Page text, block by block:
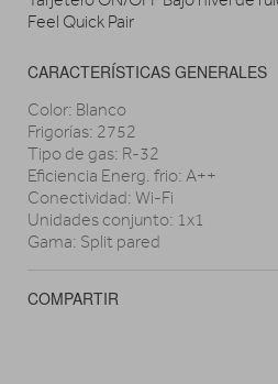
Feel Quick Pair
CARACTERÍSTICAS GENERALES
Color: Blanco
Frigorías: 2752
Tipo de gas: R-32
Eficiencia Energ. frio: A++
Conectividad: Wi-Fi
Unidades conjunto: 1x1
Gama: Split pared
COMPARTIR